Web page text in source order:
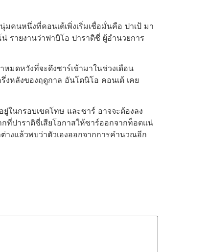
คนหนึ่งที่คอนเต้เพิ่งเริ่มเชื่อมั่นคือ ปาเป้ มา
รายงานว่าฟาบิโอ ปาราติชี่ ผู้อํานวยการ
หมดหวังที่จะดึงซาร์เข้ามาในช่วงเดือน
งหลังของฤดูกาล อันโตนิโอ คอนเต้ เคย
ในกรอบเขตโทษ และซาร์ อาจจะต้องลง
ที่ปาราติชี่เสียโอกาสให้ซาร์ออกจากท็อตแน่
างแล้วพบว่าตัวเองออกจากการคํานวณอีก